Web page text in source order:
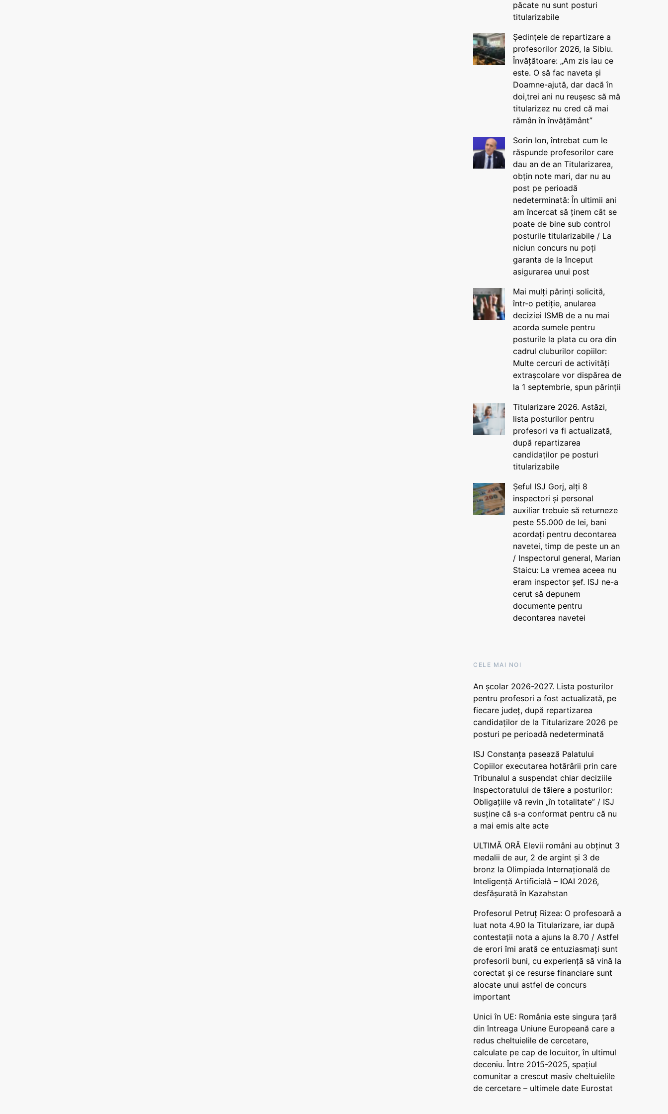
păcate nu sunt posturi
titularizabile
Ședințele de repartizare a
profesorilor 2026, la Sibiu.
Învățătoare: „Am zis iau ce
este. O să fac naveta și
Doamne-ajută, dar dacă în
doi,trei ani nu reușesc să mă
titularizez nu cred că mai
rămân în învățământ”
Sorin Ion, întrebat cum le
răspunde profesorilor care
dau an de an Titularizarea,
obțin note mari, dar nu au
post pe perioadă
nedeterminată: În ultimii ani
am încercat să ținem cât se
poate de bine sub control
posturile titularizabile / La
niciun concurs nu poți
garanta de la început
asigurarea unui post
Mai mulți părinți solicită,
într-o petiție, anularea
deciziei ISMB de a nu mai
acorda sumele pentru
posturile la plata cu ora din
cadrul cluburilor copiilor:
Multe cercuri de activități
extrașcolare vor dispărea de
la 1 septembrie, spun părinții
Titularizare 2026. Astăzi,
lista posturilor pentru
profesori va fi actualizată,
după repartizarea
candidaților pe posturi
titularizabile
Șeful ISJ Gorj, alți 8
inspectori și personal
auxiliar trebuie să returneze
peste 55.000 de lei, bani
acordați pentru decontarea
navetei, timp de peste un an
/ Inspectorul general, Marian
Staicu: La vremea aceea nu
eram inspector șef. ISJ ne-a
cerut să depunem
documente pentru
decontarea navetei
CELE MAI NOI
An școlar 2026-2027. Lista posturilor
pentru profesori a fost actualizată, pe
fiecare județ, după repartizarea
candidaților de la Titularizare 2026 pe
posturi pe perioadă nedeterminată
ISJ Constanța pasează Palatului
Copiilor executarea hotărârii prin care
Tribunalul a suspendat chiar deciziile
Inspectoratului de tăiere a posturilor:
Obligațiile vă revin „în totalitate” / ISJ
susține că s-a conformat pentru că nu
a mai emis alte acte
ULTIMĂ ORĂ Elevii români au obținut 3
medalii de aur, 2 de argint și 3 de
bronz la Olimpiada Internațională de
Inteligență Artificială – IOAI 2026,
desfășurată în Kazahstan
Profesorul Petruț Rizea: O profesoară a
luat nota 4.90 la Titularizare, iar după
contestații nota a ajuns la 8.70 / Astfel
de erori îmi arată ce entuziasmați sunt
profesorii buni, cu experiență să vină la
corectat și ce resurse financiare sunt
alocate unui astfel de concurs
important
Unici în UE: România este singura țară
din întreaga Uniune Europeană care a
redus cheltuielile de cercetare,
calculate pe cap de locuitor, în ultimul
deceniu. Între 2015-2025, spațiul
comunitar a crescut masiv cheltuielile
de cercetare – ultimele date Eurostat